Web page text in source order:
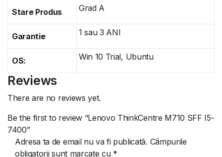
Stare Produs Grad A
Garantie 1 sau 3 ANI
OS: Win 10 Trial, Ubuntu
Reviews
There are no reviews yet.
Be the first to review “Lenovo ThinkCentre M710 SFF I5-
7400”
Adresa ta de email nu va fi publicată. Câmpurile
obligatorii sunt marcate cu *